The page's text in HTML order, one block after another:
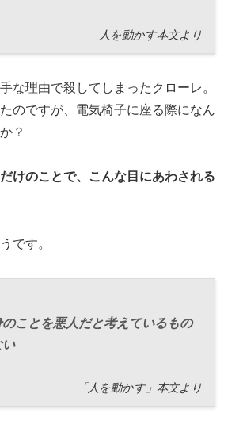
人を動かす本文より
な理由で殺してしまったクローレ。
のですが、電気椅子に座る際になん
？
けのことで、こんな目にあわされる
です。
ことを悪人だと考えているもの
い
「人を動かす」本文より